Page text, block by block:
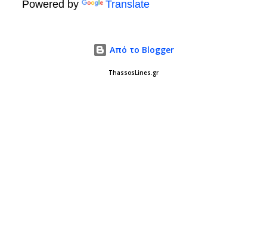
Powered by Translate
Από το Blogger
ThassosLines.gr